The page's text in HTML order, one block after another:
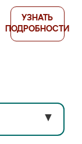
УЗНАТЬ
ПОДРОБНОСТИ
▼